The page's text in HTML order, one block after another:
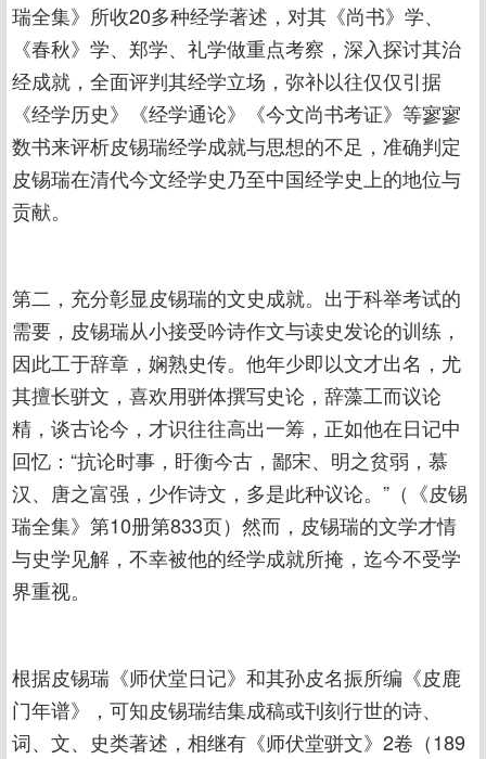
瑞全集》所收20多种经学著述，对其《尚书》学、
《春秋》学、郑学、礼学做重点考察，深入探讨其治
经成就，全面评判其经学立场，弥补以往仅仅引据
《经学历史》《经学通论》《今文尚书考证》等寥寥
数书来评析皮锡瑞经学成就与思想的不足，准确判定
皮锡瑞在清代今文经学史乃至中国经学史上的地位与
贡献。
第二，充分彰显皮锡瑞的文史成就。出于科举考试的
需要，皮锡瑞从小接受吟诗作文与读史发论的训练，
因此工于辞章，娴熟史传。他年少即以文才出名，尤
其擅长骈文，喜欢用骈体撰写史论，辞藻工而议论
精，谈古论今，才识往往高出一筹，正如他在日记中
回忆：“抗论时事，盱衡今古，鄙宋、明之贫弱，慕
汉、唐之富强，少作诗文，多是此种议论。”（《皮锡
瑞全集》第10册第833页）然而，皮锡瑞的文学才情
与史学见解，不幸被他的经学成就所掩，迄今不受学
界重视。
根据皮锡瑞《师伏堂日记》和其孙皮名振所编《皮鹿
门年谱》，可知皮锡瑞结集成稿或刊刻行世的诗、
词、文、史类著述，相继有《师伏堂骈文》2卷（189